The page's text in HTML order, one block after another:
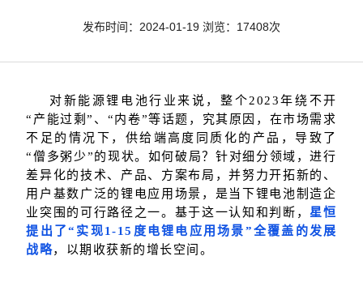
发布时间：2024-01-19 浏览：17408次
对新能源锂电池行业来说，整个2023年绕不开
“产能过剩”、“内卷”等话题，究其原因，在市场需求
不足的情况下，供给端高度同质化的产品，导致了
“僧多粥少”的现状。如何破局？针对细分领域，进行
差异化的技术、产品、方案布局，并努力开拓新的、
用户基数广泛的锂电应用场景，是当下锂电池制造企
业突围的可行路径之一。基于这一认知和判断，星恒
提出了“实现1-15度电锂电应用场景”全覆盖的发展
战略，以期收获新的增长空间。